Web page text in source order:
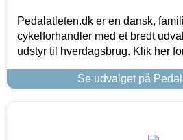
Pedalatleten.dk er en dansk,
cykelforhandler med et bredt
udstyr til hverdagsbrug. Klik her
Se udvalget på